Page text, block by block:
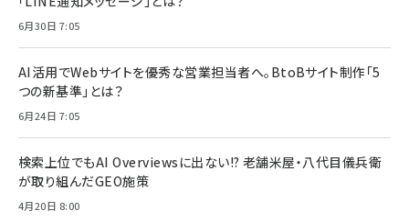
6月30日 7:05
AI活用でWebサイトを優秀な営業担当者へ。BtoBサイト制作「5
つの新基準」とは？
6月24日 7:05
検索上位でもAI Overviewsに出ない!? 老舗米屋・八代目儀兵衛
が取り組んだGEO施策
4月20日 8:00